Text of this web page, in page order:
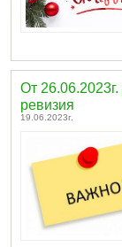
От
ревизия
19.06.2023г.